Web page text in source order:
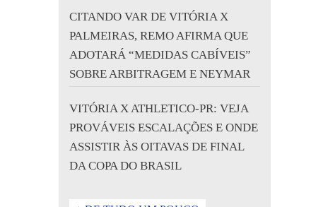
CITANDO VAR DE VITÓRIA X
PALMEIRAS, REMO AFIRMA QUE
ADOTARÁ “MEDIDAS CABÍVEIS”
SOBRE ARBITRAGEM E NEYMAR
VITÓRIA X ATHLETICO-PR: VEJA
PROVÁVEIS ESCALAÇÕES E ONDE
ASSISTIR ÀS OITAVAS DE FINAL
DA COPA DO BRASIL